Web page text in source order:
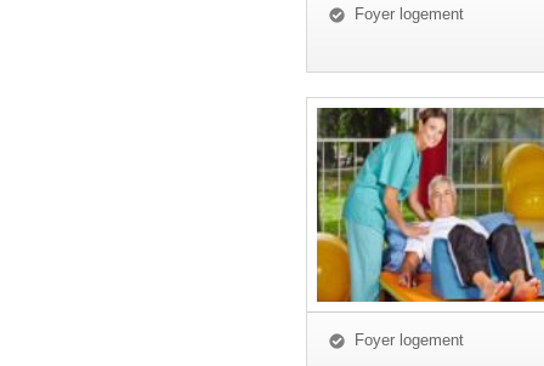
Foyer logement
Foyer logement